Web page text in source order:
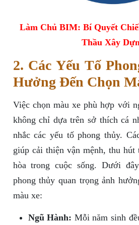
Làm Chủ BIM: Bí Quyết
Thầu Xây
2. Các Yếu Tố
Hưởng Đến Chọn
Việc chọn màu xe phù hợp với
không chỉ dựa trên sở thích cá
nhắc các yếu tố phong thủy.
giúp cải thiện vận mệnh, thu
hòa trong cuộc sống. Dưới
phong thủy quan trọng ảnh
màu xe:
Ngũ Hành: Mỗi năm sinh